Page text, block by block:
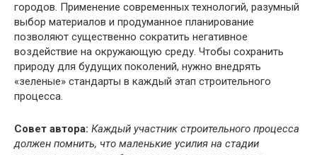
городов. Применение современных технологий, разумный
выбор материалов и продуманное планирование
позволяют существенно сократить негативное
воздействие на окружающую среду. Чтобы сохранить
природу для будущих поколений, нужно внедрять
«зеленые» стандарты в каждый этап строительного
процесса.
Совет автора: Каждый участник строительного процесса
должен помнить, что маленькие усилия на стадии